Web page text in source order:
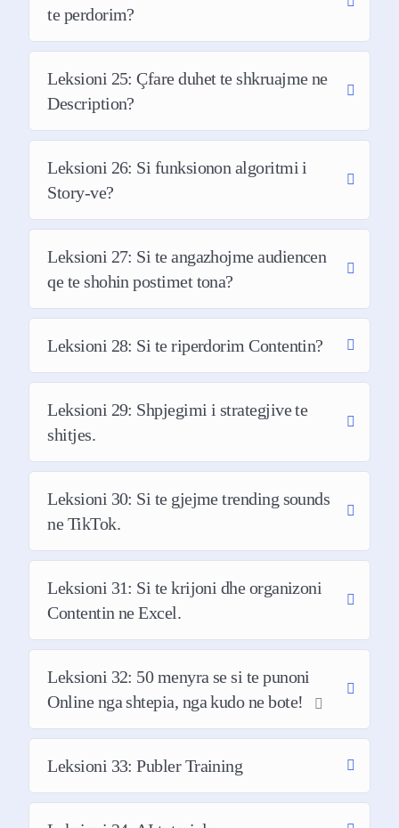
30 Ide për Story në Instagram/Tiktok
75 Hook Ideas (Tituj për të tërhequr
vëmendjen në video/postim)
100 Call to Action Ideas ose Pyetje në
postime për më shumë komente dhe
shikime dhe shume te tjera
Kështu që më në fund mund të:
Njiheni si një ekspert ne fushën tuaj dhe
te bëni që njerëzit të flasin për produktet
tuaja
Rrisni komunitetin tuaj në mënyrë
organike pa përdorur reklama me pagesë
Rrisni angazhimin tuaj nga postimet
Shndërroni ndjekësit tuaj në klientë
potencial.
nga studentet qe ka bere kursin ka marre
ne pak muaj me pune, vullnet, dhe
konsistence duke implementuar njohurite
qe ka marre. Ajo eshte rritur ne shume
video virale me strategjite qe ka mesuar
ne kurs. Mund ta ndiqni ne Instagram me
te perdorim?
Leksioni 25: Çfare duhet te shkruajme ne
Description?
Leksioni 26: Si funksionon algoritmi i
Story-ve?
Leksioni 27: Si te angazhojme audiencen
qe te shohin postimet tona?
Leksioni 28: Si te riperdorim Contentin?
Leksioni 29: Shpjegimi i strategjive te
shitjes.
Leksioni 30: Si te gjejme trending sounds
ne TikTok.
Leksioni 31: Si te krijoni dhe organizoni
Contentin ne Excel.
Leksioni 32: 50 menyra se si te punoni
Online nga shtepia, nga kudo ne bote!
Leksioni 33: Publer Training